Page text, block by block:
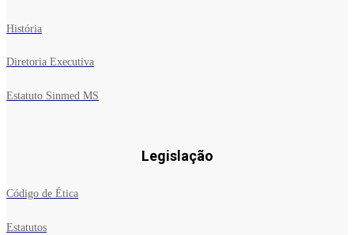
História
Diretoria Executiva
Estatuto Sinmed MS
Legislação
Código de Ética
Estatutos